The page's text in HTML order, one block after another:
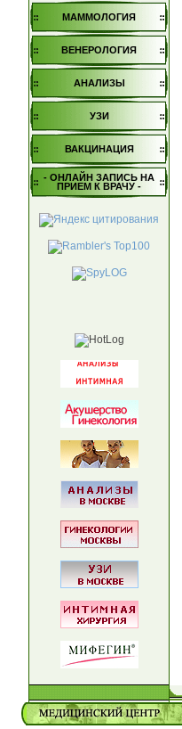
МАММОЛОГИЯ
ВЕНЕРОЛОГИЯ
АНАЛИЗЫ
УЗИ
ВАКЦИНАЦИЯ
- ОНЛАЙН ЗАПИСЬ НА
ПРИЕМ К ВРАЧУ -